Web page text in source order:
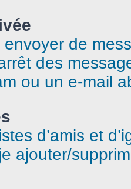
de
des
ou un e-mail
d’amis et
ajouter/